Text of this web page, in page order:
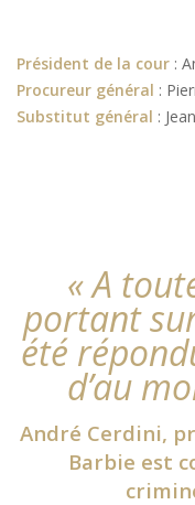
Président de la cour :
Procureur général :
Substitut général :
« A
portant
été
d’au
André Cerdini,
Barbie est